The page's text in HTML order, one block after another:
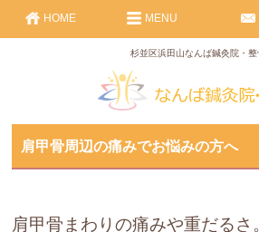
杉並区浜田山なんば鍼灸院・整
HOME MENU
肩甲骨周辺の痛みでお悩みの方へ
肩甲骨まわりの痛みや重だるさ